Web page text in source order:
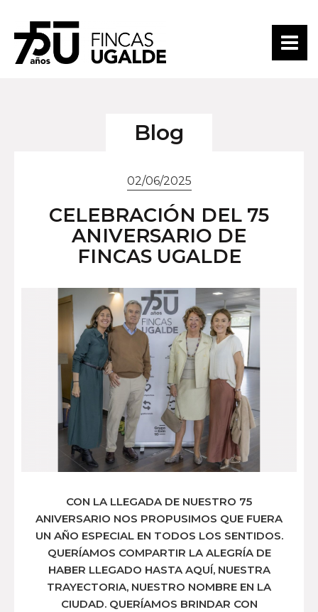
Blog
02/06/2025
CELEBRACIÓN DEL 75
ANIVERSARIO DE
FINCAS UGALDE
CON LA LLEGADA DE NUESTRO 75
ANIVERSARIO NOS PROPUSIMOS QUE FUERA
UN AÑO ESPECIAL EN TODOS LOS SENTIDOS.
QUERÍAMOS COMPARTIR LA ALEGRÍA DE
HABER LLEGADO HASTA AQUÍ, NUESTRA
TRAYECTORIA, NUESTRO NOMBRE EN LA
CIUDAD. QUERÍAMOS BRINDAR CON